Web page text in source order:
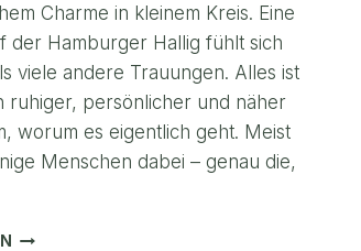
Charme in kleinem Kreis. Eine
der Hamburger Hallig fühlt sich
viele andere Trauungen. Alles ist
ruhiger, persönlicher und näher
worum es eigentlich geht. Meist
Menschen dabei – genau die,
HOCHZEIT